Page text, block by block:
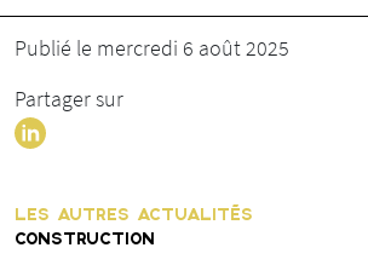
Publié le mercredi 6 août 2025
Partager sur
LES AUTRES ACTUALITÉS
CONSTRUCTION